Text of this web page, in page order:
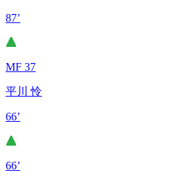
87’
MF 37
平川 怜
66’
66’